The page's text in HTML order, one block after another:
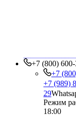
+7 (800)
+7
+7 (989)
29
Режим
18:00